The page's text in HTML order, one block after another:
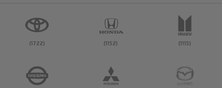
(1722) (1152) (1115)